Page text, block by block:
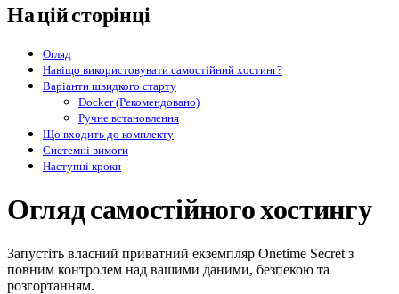
На цій сторінці
Огляд
Навіщо використовувати самостійний хостинг?
Варіанти швидкого старту
Docker (Рекомендовано)
Ручне встановлення
Що входить до комплекту
Системні вимоги
Наступні кроки
Огляд самостійного хостингу
Запустіть власний приватний екземпляр Onetime Secret з
повним контролем над вашими даними, безпекою та
розгортанням.